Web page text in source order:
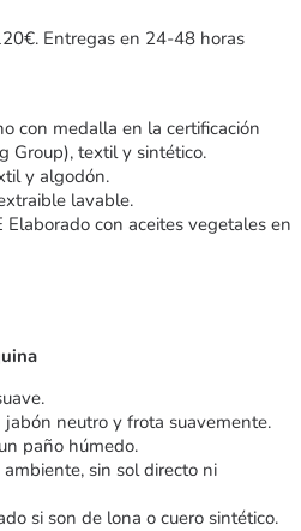
Entregas en 24-48 horas
con medalla en la certificación
Group), textil y sintético.
y algodón.
lavable.
Elaborado con aceites vegetales en
jabón neutro y frota suavemente.
paño húmedo.
sin sol directo ni
si son de lona o cuero sintético.